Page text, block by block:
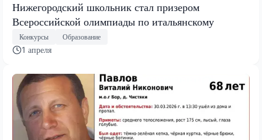
Нижегородский школьник стал призером
Всероссийской олимпиады по итальянскому
Конкурсы Образование
1 апреля